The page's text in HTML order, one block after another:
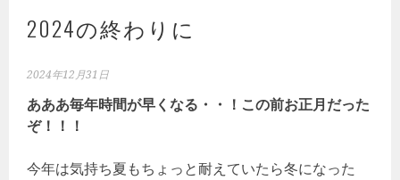
2024の終わりに
2024年12月31日
あああ毎年時間が早くなる・・！この前お正月だった
ぞ！！！
今年は気持ち夏もちょっと耐えていたら冬になった